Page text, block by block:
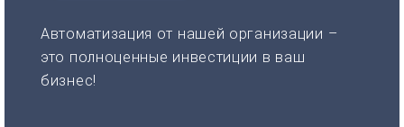
Автоматизация от нашей организации –
это полноценные инвестиции в ваш
бизнес!